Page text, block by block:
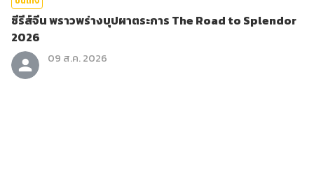
ซีรีส์จีน พราวพร่างบุปผาตระการ The Road to Splendor
2026
09 ส.ค. 2026